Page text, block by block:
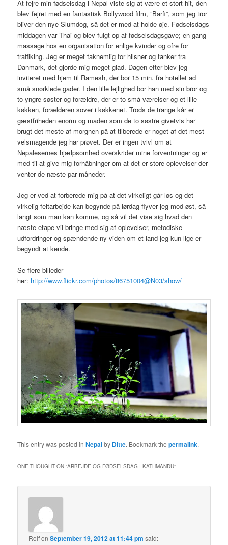
At fejre min fødselsdag i Nepal viste sig at være et stort hit, den
blev fejret med en fantastisk Bollywood film, ”Barfi”, som jeg tror
bliver den nye Slumdog, så det er med at holde øje. Fødselsdags
middagen var Thai og blev fulgt op af fødselsdagsgave; en gang
massage hos en organisation for enlige kvinder og ofre for
traffiking. Jeg er meget taknemlig for hilsner og tanker fra
Danmark, det gjorde mig meget glad. Dagen efter blev jeg
inviteret med hjem til Ramesh, der bor 15 min. fra hotellet ad
små snørklede gader. I den lille lejlighed bor han med sin bror og
to yngre søster og forældre, der er to små værelser og et lille
køkken, forælderen sover i køkkenet. Trods de trange kår er
gæstfriheden enorm og maden som de to søstre givetvis har
brugt det meste af morgnen på at tilberede er noget af det mest
velsmagende jeg har prøvet. Der er ingen tvivl om at
Nepalesernes hjælpsomhed overskrider mine forventninger og er
med til at give mig forhåbninger om at det er store oplevelser der
venter de næste par måneder.
Jeg er ved at forberede mig på at det virkeligt går løs og det
virkelig feltarbejde kan begynde på lørdag flyver jeg mod øst, så
langt som man kan komme, og så vil det vise sig hvad den
næste etape vil bringe med sig af oplevelser, metodiske
udfordringer og spændende ny viden om et land jeg kun lige er
begyndt at kende.
Se flere billeder
her: http://www.flickr.com/photos/86751004@N03/show/
This entry was posted inNepalby Ditte. Bookmark thepermalink.
ONE THOUGHT ON “ARBEJDE OG FØDSELSDAG I KATHMANDU”
RolfonSeptember 19, 2012 at 11:44 pm said: